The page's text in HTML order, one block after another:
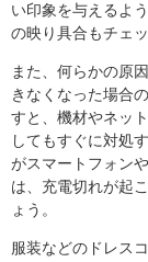
い印象を与えるよ
の映り具合もチェ
また、何らかの原
きなくなった場合
すと、機材やネッ
してもすぐに対処
がスマートフォン
は、充電切れが起
ょう。
服装などのドレス